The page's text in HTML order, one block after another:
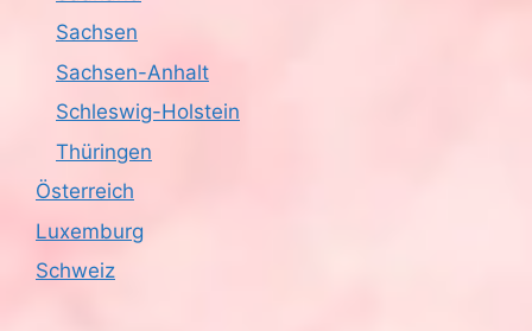
Sachsen
Sachsen-Anhalt
Schleswig-Holstein
Thüringen
Österreich
Luxemburg
Schweiz